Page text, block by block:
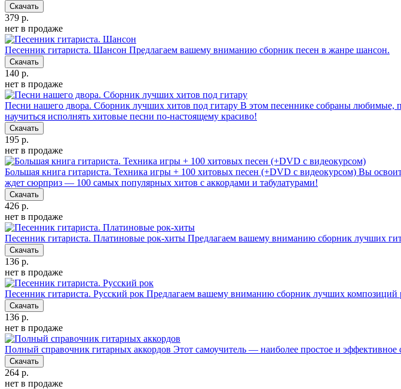
Скачать
379 р.
нет в продаже
Песенник гитариста. Шансон Предлагаем вашему вниманию сборник песен в жанре шансон.
Скачать
140 р.
нет в продаже
Песни нашего двора. Сборник лучших хитов под гитару В этом песеннике собраны любимые,
научиться исполнять хитовые песни по-настоящему красиво!
Скачать
195 р.
нет в продаже
Большая книга гитариста. Техника игры + 100 хитовых песен (+DVD с видеокурсом) Вы
ждет сюрприз — 100 самых популярных хитов с аккордами и табулатурами!
Скачать
426 р.
нет в продаже
Песенник гитариста. Платиновые рок-хиты Предлагаем вашему вниманию сборник лучших
Скачать
136 р.
нет в продаже
Песенник гитариста. Русский рок Предлагаем вашему вниманию сборник лучших композиций
Скачать
136 р.
нет в продаже
Полный справочник гитарных аккордов Этот самоучитель — наиболее простое и эффективное
Скачать
264 р.
нет в продаже